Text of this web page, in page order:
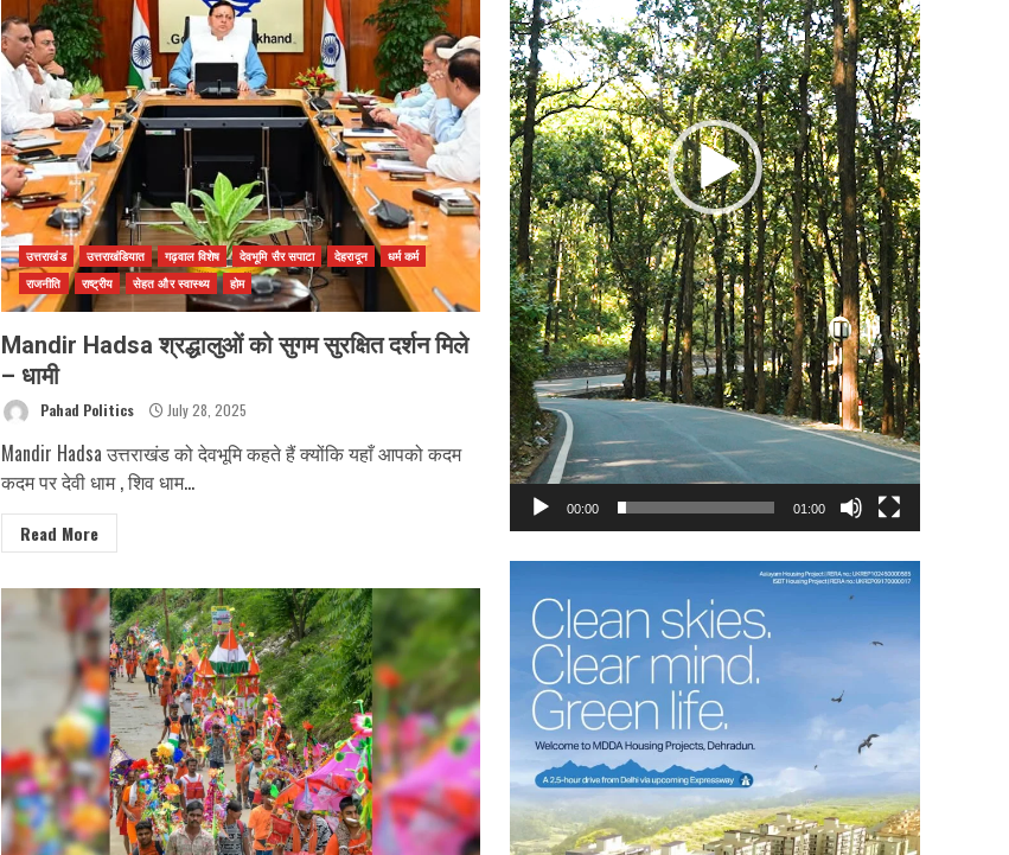
उत्तराखंड उत्तराखंडियात गढ़वाल विशेष देवभूमि सैर सपाटा देहरादून
धर्म कर्म
राजनीति
राष्ट्रीय सेहत और स्वास्थ्य होम
Mandir Hadsa श्रद्धालुओं को सुगम सुरक्षित दर्शन मिले
– धामी
Pahad Politics July 28, 2025
Mandir Hadsa उत्तराखंड को देवभूमि कहते हैं क्योंकि यहाँ आपको कदम
कदम पर देवी धाम , शिव धाम...
Read More
00:00 01:00